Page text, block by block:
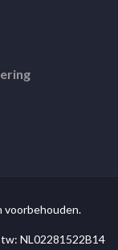
voorbehouden.
NL02281522B14